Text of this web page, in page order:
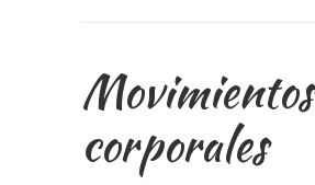
Movimientos
corporales